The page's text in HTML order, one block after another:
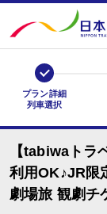
1
プラン詳細
列車選択
【tabiwaトラ
利用OK♪JR限
劇場旅 観劇チ